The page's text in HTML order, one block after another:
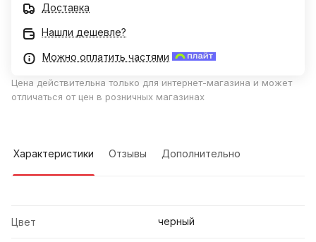
Доставка
Нашли дешевле?
Можно оплатить частями
Цена действительна только для интернет-магазина и может
отличаться от цен в розничных магазинах
Характеристики Отзывы Дополнительно
Цвет черный